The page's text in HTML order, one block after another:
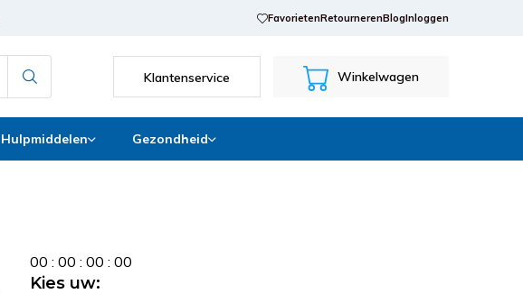
FavorietenRetournerenBlogInloggen
Klantenservice Winkelwagen
Hulpmiddelen Gezondheid
00 :00 :00 :00
Kies uw: